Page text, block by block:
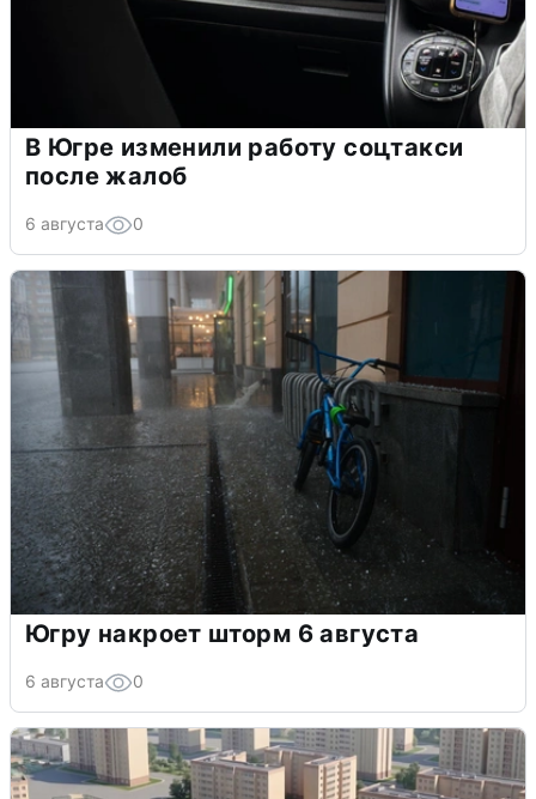
В Югре изменили работу соцтакси
после жалоб
6 августа 0
Югру накроет шторм 6 августа
6 августа 0